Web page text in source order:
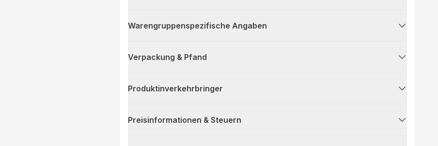
Warengruppenspezifische Angaben
Verpackung & Pfand
Produktinverkehrbringer
Preisinformationen & Steuern